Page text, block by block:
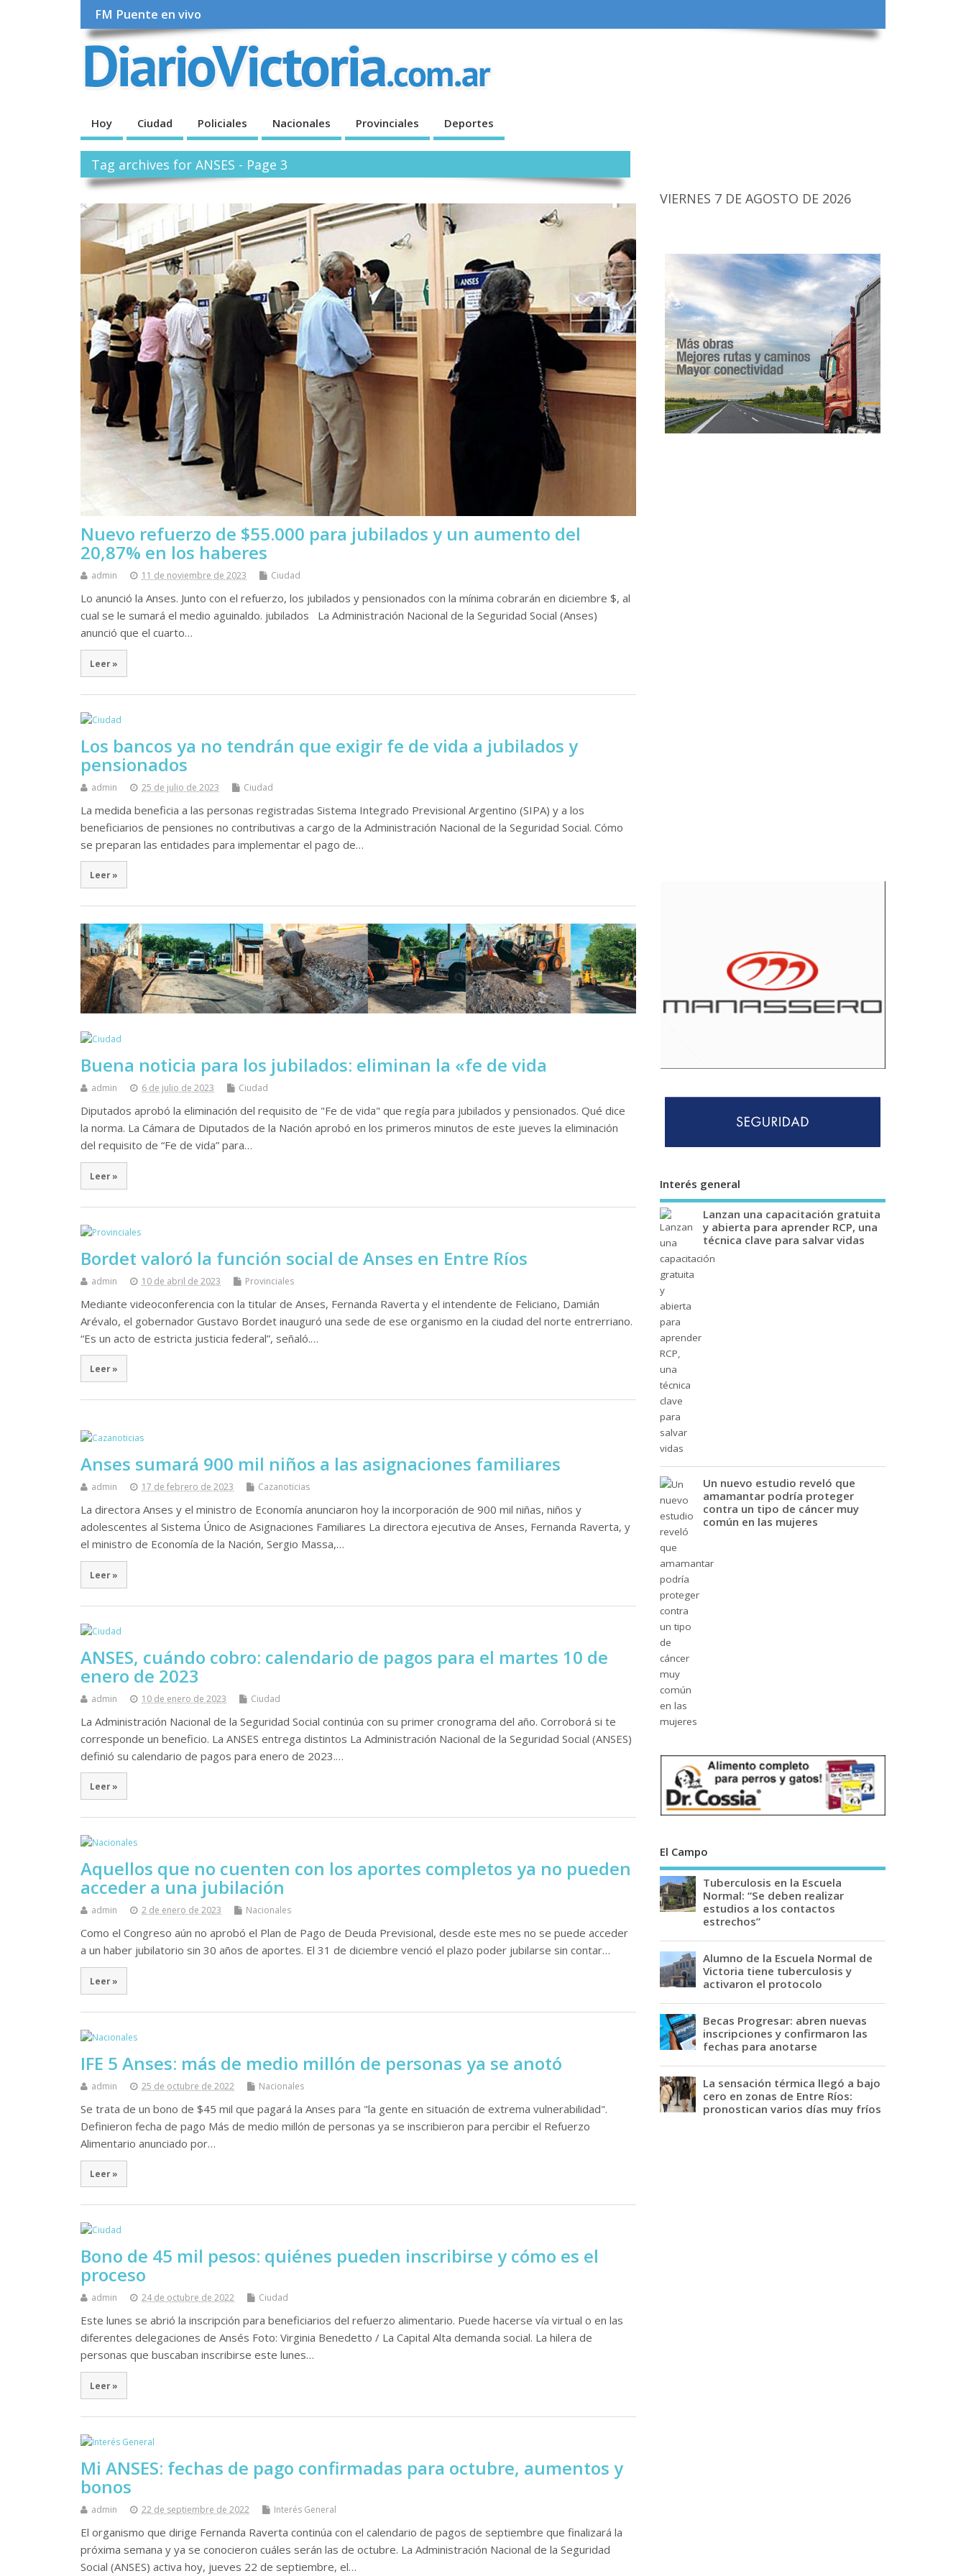
FM Puente en vivo
Hoy Ciudad Policiales Nacionales Provinciales Deportes
Tag archives for ANSES - Page 3
Nuevo refuerzo de $55.000 para jubilados y un aumento del
20,87% en los haberes
admin 11 de noviembre de 2023 Ciudad
Lo anunció la Anses. Junto con el refuerzo, los jubilados y pensionados con la mínima cobrarán en diciembre $, al
cual se le sumará el medio aguinaldo. jubilados La Administración Nacional de la Seguridad Social (Anses)
anunció que el cuarto…
Leer »
Los bancos ya no tendrán que exigir fe de vida a jubilados y
pensionados
admin 25 de julio de 2023 Ciudad
La medida beneficia a las personas registradas Sistema Integrado Previsional Argentino (SIPA) y a los
beneficiarios de pensiones no contributivas a cargo de la Administración Nacional de la Seguridad Social. Cómo
se preparan las entidades para implementar el pago de…
Leer »
Buena noticia para los jubilados: eliminan la «fe de vida
admin 6 de julio de 2023 Ciudad
Diputados aprobó la eliminación del requisito de "Fe de vida" que regía para jubilados y pensionados. Qué dice
la norma. La Cámara de Diputados de la Nación aprobó en los primeros minutos de este jueves la eliminación
del requisito de “Fe de vida” para…
Leer »
Bordet valoró la función social de Anses en Entre Ríos
admin 10 de abril de 2023 Provinciales
Mediante videoconferencia con la titular de Anses, Fernanda Raverta y el intendente de Feliciano, Damián
Arévalo, el gobernador Gustavo Bordet inauguró una sede de ese organismo en la ciudad del norte entrerriano.
“Es un acto de estricta justicia federal”, señaló.…
Leer »
Anses sumará 900 mil niños a las asignaciones familiares
admin 17 de febrero de 2023 Cazanoticias
La directora Anses y el ministro de Economía anunciaron hoy la incorporación de 900 mil niñas, niños y
adolescentes al Sistema Único de Asignaciones Familiares La directora ejecutiva de Anses, Fernanda Raverta, y
el ministro de Economía de la Nación, Sergio Massa,…
Leer »
ANSES, cuándo cobro: calendario de pagos para el martes 10 de
enero de 2023
admin 10 de enero de 2023 Ciudad
La Administración Nacional de la Seguridad Social continúa con su primer cronograma del año. Corroborá si te
corresponde un beneficio. La ANSES entrega distintos La Administración Nacional de la Seguridad Social (ANSES)
definió su calendario de pagos para enero de 2023.…
Leer »
Aquellos que no cuenten con los aportes completos ya no pueden
acceder a una jubilación
admin 2 de enero de 2023 Nacionales
Como el Congreso aún no aprobó el Plan de Pago de Deuda Previsional, desde este mes no se puede acceder
a un haber jubilatorio sin 30 años de aportes. El 31 de diciembre venció el plazo poder jubilarse sin contar…
Leer »
IFE 5 Anses: más de medio millón de personas ya se anotó
admin 25 de octubre de 2022 Nacionales
Se trata de un bono de $45 mil que pagará la Anses para "la gente en situación de extrema vulnerabilidad".
Definieron fecha de pago Más de medio millón de personas ya se inscribieron para percibir el Refuerzo
Alimentario anunciado por…
Leer »
Bono de 45 mil pesos: quiénes pueden inscribirse y cómo es el
proceso
admin 24 de octubre de 2022 Ciudad
Este lunes se abrió la inscripción para beneficiarios del refuerzo alimentario. Puede hacerse vía virtual o en las
diferentes delegaciones de Ansés Foto: Virginia Benedetto / La Capital Alta demanda social. La hilera de
personas que buscaban inscribirse este lunes…
Leer »
Mi ANSES: fechas de pago confirmadas para octubre, aumentos y
bonos
admin 22 de septiembre de 2022 Interés General
El organismo que dirige Fernanda Raverta continúa con el calendario de pagos de septiembre que finalizará la
próxima semana y ya se conocieron cuáles serán las de octubre. La Administración Nacional de la Seguridad
Social (ANSES) activa hoy, jueves 22 de septiembre, el…
VIERNES 7 DE AGOSTO DE 2026
Interés general
Lanzan una capacitación gratuita
y abierta para aprender RCP, una
técnica clave para salvar vidas
Un nuevo estudio reveló que
amamantar podría proteger
contra un tipo de cáncer muy
común en las mujeres
El Campo
Tuberculosis en la Escuela
Normal: “Se deben realizar
estudios a los contactos
estrechos”
Alumno de la Escuela Normal de
Victoria tiene tuberculosis y
activaron el protocolo
Becas Progresar: abren nuevas
inscripciones y confirmaron las
fechas para anotarse
La sensación térmica llegó a bajo
cero en zonas de Entre Ríos:
pronostican varios días muy fríos